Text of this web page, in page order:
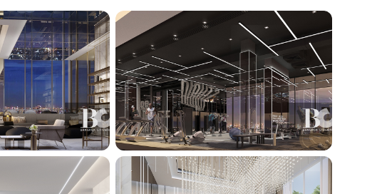
Add comparative units
Number 3
Choose comparative unit
Maximum 3 units
Compare
Clear all